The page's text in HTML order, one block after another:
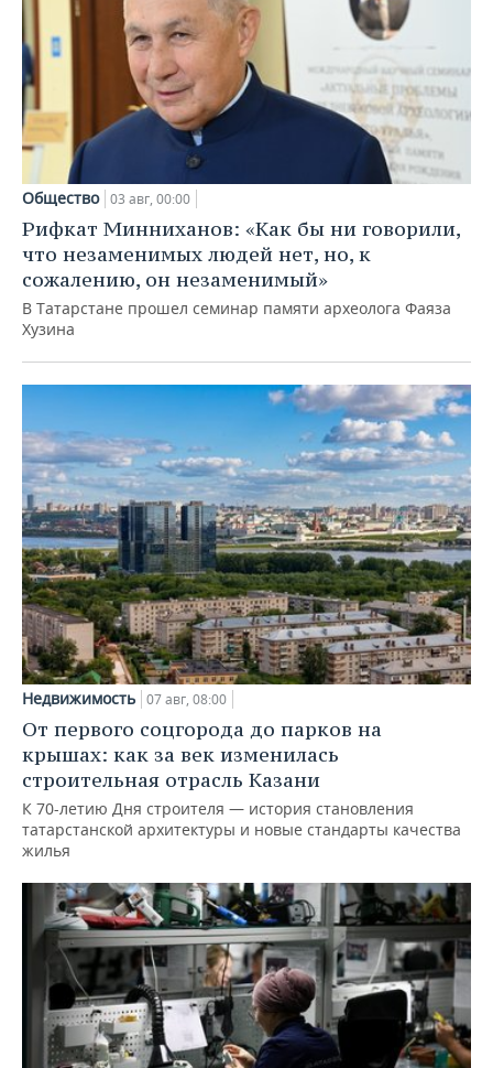
Общество 03 авг, 00:00
Рифкат Минниханов: «Как бы ни говорили,
что незаменимых людей нет, но, к
сожалению, он незаменимый»
В Татарстане прошел семинар памяти археолога Фаяза
Хузина
Недвижимость 07 авг, 08:00
От первого соцгорода до парков на
крышах: как за век изменилась
строительная отрасль Казани
К 70-летию Дня строителя — история становления
татарстанской архитектуры и новые стандарты качества
жилья